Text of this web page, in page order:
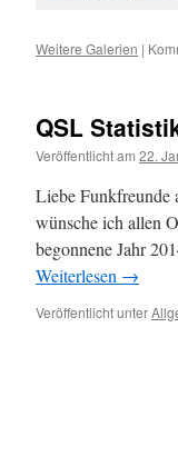
Weitere Galerien |
QSL
Veröffentlicht am 22.
Liebe Funkfreunde
wünsche ich allen
begonnene Jahr
Weiterlesen →
Veröffentlicht unter